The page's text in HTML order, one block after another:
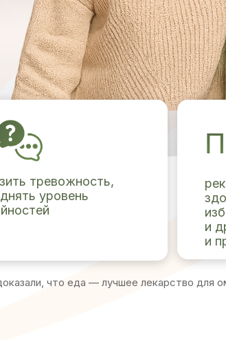
что еда — лучшее лекарство для
и
и
тревожность,
уровень